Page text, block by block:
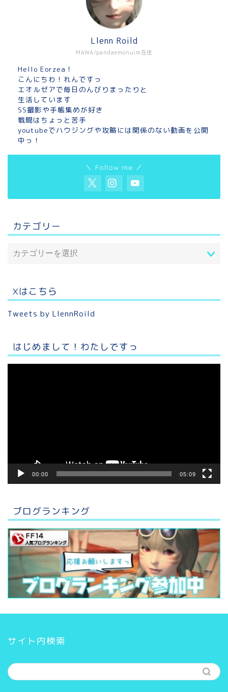
MANA/pandaemonuim在住
Llenn Roild
Hello Eorzea！
こんにちわ！れんですっ
エオルゼアで毎日のんびりまったりと
生活しています
SS撮影や手帳集めが好き
戦闘はちょっと苦手
youtubeでハウジングや攻略には関係のない動画を公開
中っ！
＼ Follow me ／
カテゴリー
Xはこちら
Tweets by LlennRoild
はじめまして！わたしですっ
00:00 05:09
ブログランキング
サイト内検索